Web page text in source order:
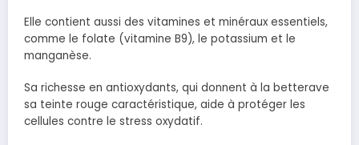
Elle contient aussi des vitamines et minéraux essentiels,
comme le folate (vitamine B9), le potassium et le
manganèse.
Sa richesse en antioxydants, qui donnent à la betterave
sa teinte rouge caractéristique, aide à protéger les
cellules contre le stress oxydatif.